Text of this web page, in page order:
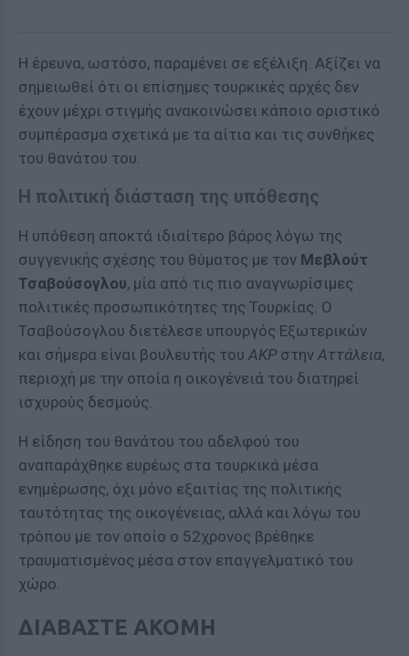
Η έρευνα, ωστόσο, παραμένει σε εξέλιξη. Αξίζει να
σημειωθεί ότι οι επίσημες τουρκικές αρχές δεν
έχουν μέχρι στιγμής ανακοινώσει κάποιο οριστικό
συμπέρασμα σχετικά με τα αίτια και τις συνθήκες
του θανάτου του.
Η πολιτική διάσταση της υπόθεσης
Η υπόθεση αποκτά ιδιαίτερο βάρος λόγω της
συγγενικής σχέσης του θύματος με τον Μεβλούτ
Τσαβούσογλου, μία από τις πιο αναγνωρίσιμες
πολιτικές προσωπικότητες της Τουρκίας. Ο
Τσαβούσογλου διετέλεσε υπουργός Εξωτερικών
και σήμερα είναι βουλευτής του AKP στην Αττάλεια,
περιοχή με την οποία η οικογένειά του διατηρεί
ισχυρούς δεσμούς.
Η είδηση του θανάτου του αδελφού του
αναπαράχθηκε ευρέως στα τουρκικά μέσα
ενημέρωσης, όχι μόνο εξαιτίας της πολιτικής
ταυτότητας της οικογένειας, αλλά και λόγω του
τρόπου με τον οποίο ο 52χρονος βρέθηκε
τραυματισμένος μέσα στον επαγγελματικό του
χώρο.
ΔΙΑΒΑΣΤΕ ΑΚΟΜΗ